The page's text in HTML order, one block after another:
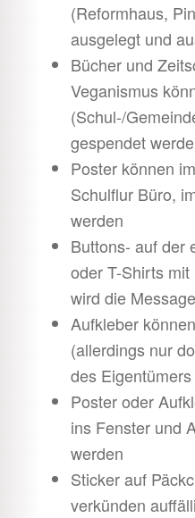
(Reformhaus,
ausgelegt und
Bücher und
Veganismus
(Schul-/
gespendet
Poster können
Schulflur Büro,
werden
Buttons- auf der
oder T-Shirts
wird die
Aufkleber
(allerdings nur
des
Poster oder
ins Fenster und
werden
Sticker auf
verkünden